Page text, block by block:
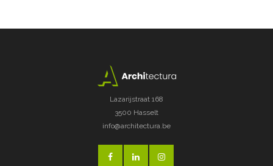
Lazarijstraat 168
3500 Hasselt
info@architectura.be